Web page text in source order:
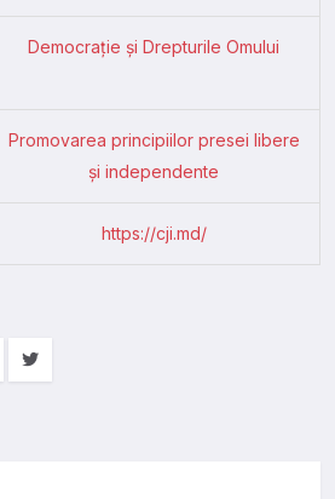
Democrație și Drepturile Omului
Promovarea principiilor presei libere
și independente
https://cji.md/